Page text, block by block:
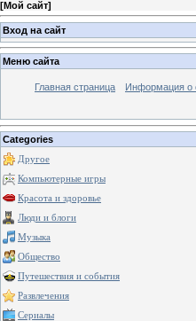
[Мой сайт]
Вход на сайт
Меню сайта
Главная страница Информация о
Categories
Другое
Компьютерные игры
Красота и здоровье
Люди и блоги
Музыка
Общество
Путешествия и события
Развлечения
Сериалы